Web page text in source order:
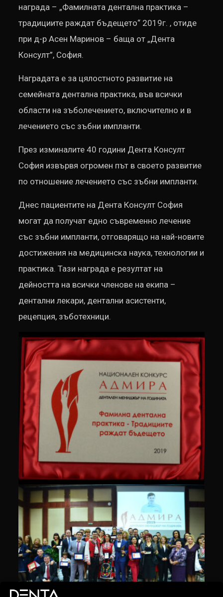
награда – „Фамилната дентална практика –
традициите раждат бъдещето“ 2019г. , отиде
при д-р Асен Маринов – баща от „Дента
Консулт”, София.
Наградата е за цялостното развитие на
семейната дентална практика, във всички
области на зъболечението, включително и в
лечението със зъбни импланти.
През изминалите 40 години Дента Консулт
София извървя огромен път в своето развитие
по отношение лечението със зъбни импланти.
Днес пациентите на Дента Консулт София
могат да получат едно съвременно лечение
със зъбни импланти, отговарящо на най-новите
достижения на медицинска наука, технологии и
практика. Тази награда е резултат на
дейността на всички членове на екипа –
дентални лекари, дентални асистенти,
рецепция, зъботехници.